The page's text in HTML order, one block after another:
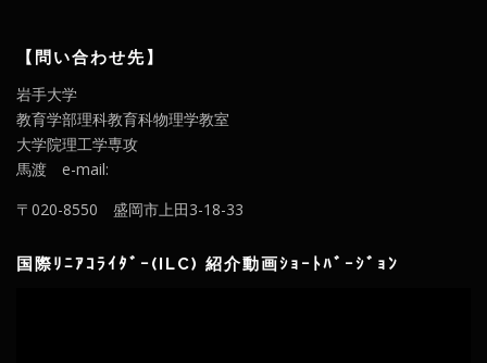
【問い合わせ先】
岩手大学
教育学部理科教育科物理学教室
大学院理工学専攻
馬渡 e-mail:
〒020-8550 盛岡市上田3-18-33
国際ﾘﾆｱｺﾗｲﾀﾞｰ(ILC) 紹介動画ｼｮｰﾄﾊﾞｰｼﾞｮﾝ